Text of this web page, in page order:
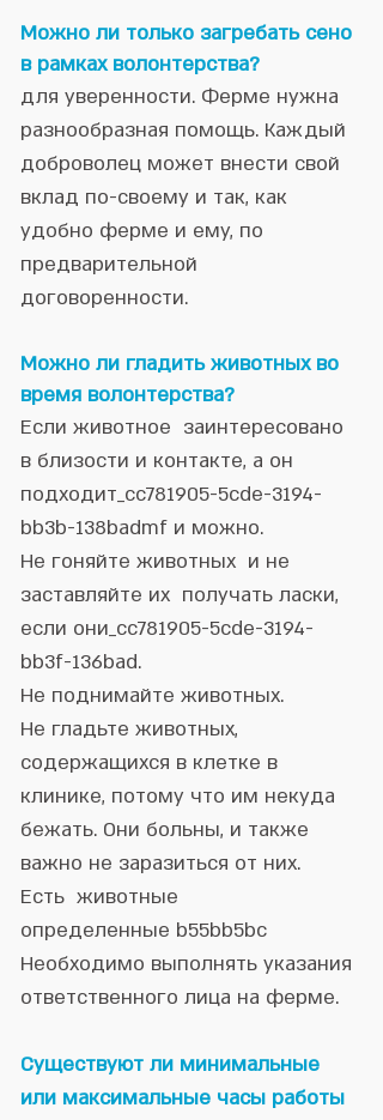
Можно ли только загребать сено
в рамках волонтерства?
для уверенности. Ферме нужна
разнообразная помощь. Каждый
доброволец может внести свой
вклад по-своему и так, как
удобно ферме и ему, по
предварительной
договоренности.
Можно ли гладить животных во
время волонтерства?
Если животное заинтересовано
в близости и контакте, а он
подходит_cc781905-5cde-3194-
bb3b-138badmf и можно.
Не гоняйте животных и не
заставляйте их получать ласки,
если они_cc781905-5cde-3194-
bb3f-136bad.
Не поднимайте животных.
Не гладьте животных,
содержащихся в клетке в
клинике, потому что им некуда
бежать. Они больны, и также
важно не заразиться от них.
Есть животные
определенные b55bb5bc
Необходимо выполнять указания
ответственного лица на ферме.
Существуют ли минимальные
или максимальные часы работы